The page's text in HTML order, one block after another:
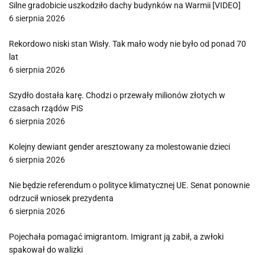
Silne gradobicie uszkodziło dachy budynków na Warmii [VIDEO]
6 sierpnia 2026
Rekordowo niski stan Wisły. Tak mało wody nie było od ponad 70
lat
6 sierpnia 2026
Szydło dostała karę. Chodzi o przewały milionów złotych w
czasach rządów PiS
6 sierpnia 2026
Kolejny dewiant gender aresztowany za molestowanie dzieci
6 sierpnia 2026
Nie będzie referendum o polityce klimatycznej UE. Senat ponownie
odrzucił wniosek prezydenta
6 sierpnia 2026
Pojechała pomagać imigrantom. Imigrant ją zabił, a zwłoki
spakował do walizki